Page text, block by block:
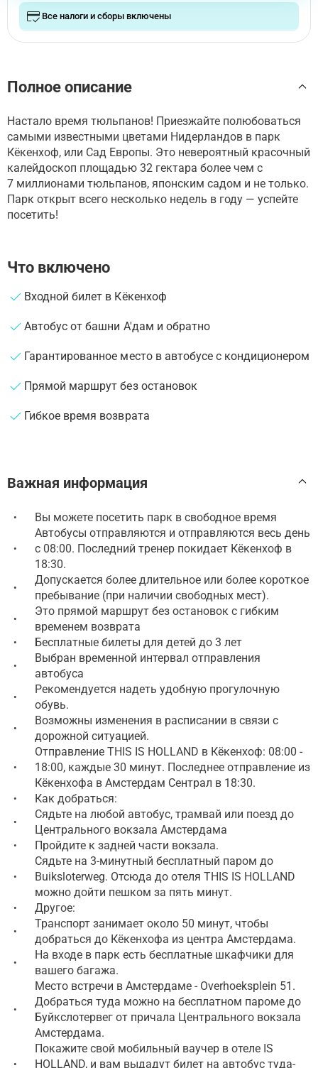
Все налоги и сборы включены
Полное описание
Настало время тюльпанов! Приезжайте полюбоваться
самыми известными цветами Нидерландов в парк
Кёкенхоф, или Сад Европы. Это невероятный красочный
калейдоскоп площадью 32 гектара более чем с
7 миллионами тюльпанов, японским садом и не только.
Парк открыт всего несколько недель в году — успейте
посетить!
Что включено
Входной билет в Кёкенхоф
Автобус от башни А'дам и обратно
Гарантированное место в автобусе с кондиционером
Прямой маршрут без остановок
Гибкое время возврата
Важная информация
• Вы можете посетить парк в свободное время
•
Автобусы отправляются и отправляются весь день
с 08:00. Последний тренер покидает Кёкенхоф в
18:30.
•
Допускается более длительное или более короткое
пребывание (при наличии свободных мест).
•
Это прямой маршрут без остановок с гибким
временем возврата
• Бесплатные билеты для детей до 3 лет
•
Выбран временной интервал отправления
автобуса
•
Рекомендуется надеть удобную прогулочную
обувь.
•
Возможны изменения в расписании в связи с
дорожной ситуацией.
•
Отправление THIS IS HOLLAND в Кёкенхоф: 08:00 -
18:00, каждые 30 минут. Последнее отправление из
Кёкенхофа в Амстердам Сентрал в 18:30.
• Как добраться:
•
Сядьте на любой автобус, трамвай или поезд до
Центрального вокзала Амстердама
• Пройдите к задней части вокзала.
•
Сядьте на 3-минутный бесплатный паром до
Buiksloterweg. Отсюда до отеля THIS IS HOLLAND
можно дойти пешком за пять минут.
• Другое:
•
Транспорт занимает около 50 минут, чтобы
добраться до Кёкенхофа из центра Амстердама.
•
На входе в парк есть бесплатные шкафчики для
вашего багажа.
•
Место встречи в Амстердаме - Overhoeksplein 51.
Добраться туда можно на бесплатном пароме до
Буйкслотервег от причала Центрального вокзала
Амстердама.
•
Покажите свой мобильный ваучер в отеле IS
HOLLAND, и вам выдадут билет на автобус туда-